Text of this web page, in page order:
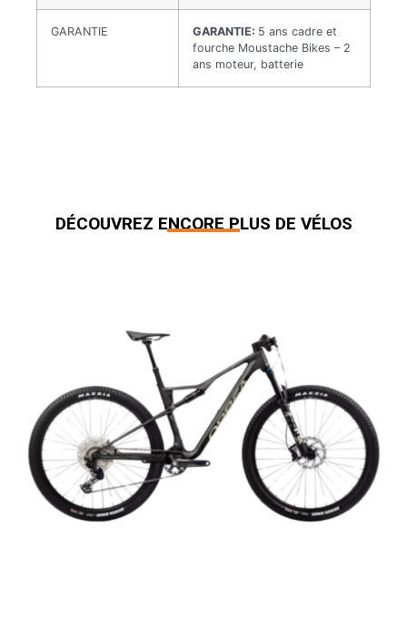
GARANTIE GARANTIE: 5 ans cadre et
fourche Moustache Bikes – 2
ans moteur, batterie
DÉCOUVREZ ENCORE PLUS DE VÉLOS